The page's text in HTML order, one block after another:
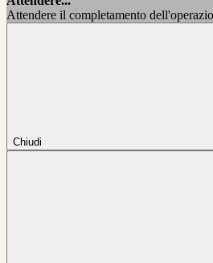
Attendere il completamento
Chiudi